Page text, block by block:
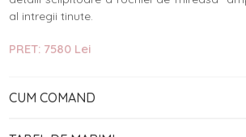
al intregii tinute.
PRET: 7580 Lei
CUM COMAND